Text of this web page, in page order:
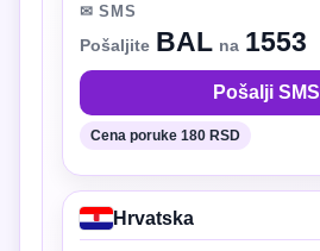
✉ SMS
Pošaljite BAL na 1553
Pošalji SMS
Cena poruke 180 RSD
Hrvatska